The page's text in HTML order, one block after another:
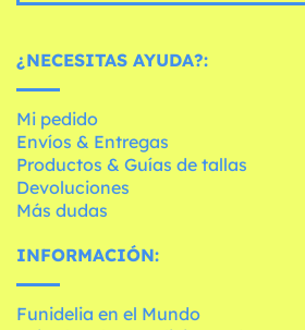
¿NECESITAS AYUDA?:
Mi pedido
Envíos & Entregas
Productos & Guías de tallas
Devoluciones
Más dudas
INFORMACIÓN:
Funidelia en el Mundo